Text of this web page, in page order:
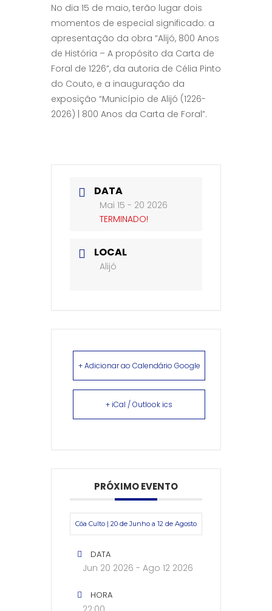
No dia 15 de maio, terão lugar dois
momentos de especial significado: a
apresentação da obra “Alijó, 800 Anos
de História – A propósito da Carta de
Foral de 1226”, da autoria de Célia Pinto
do Couto, e a inauguração da
exposição “Município de Alijó (1226-
2026) | 800 Anos da Carta de Foral”.
DATA
Mai 15 - 20 2026
TERMINADO!
LOCAL
Alijó
+ Adicionar ao Calendário Google
+ iCal / Outlook ics
PRÓXIMO EVENTO
Côa Culto | 20 de Junho a 12 de Agosto
DATA
Jun 20 2026 - Ago 12 2026
HORA